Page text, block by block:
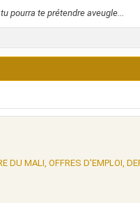
pourra te prétendre aveugle...
DU MALI, OFFRES D'EMPLOI,